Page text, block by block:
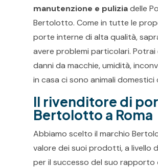
manutenzione e puliziadelle
Bertolotto. Come in tutte le
porte interne di alta qualità,
avere problemi particolari. Potrai
danni da macchie, umidità,
in casa ci sono animali domestici
Il rivenditore di
Bertolotto a Roma
Abbiamo scelto il marchio
valore dei suoi prodotti, a livello
per il successo del suo rapporto